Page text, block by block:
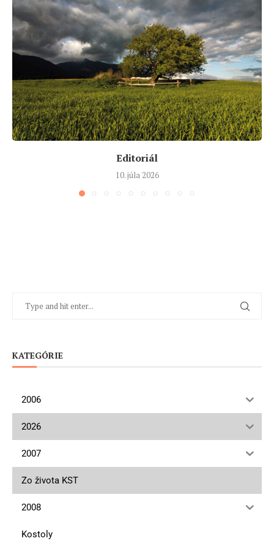
Editoriál
10. júla 2026
KATEGÓRIE
2006
2026
2007
Zo života KST
2008
Kostoly